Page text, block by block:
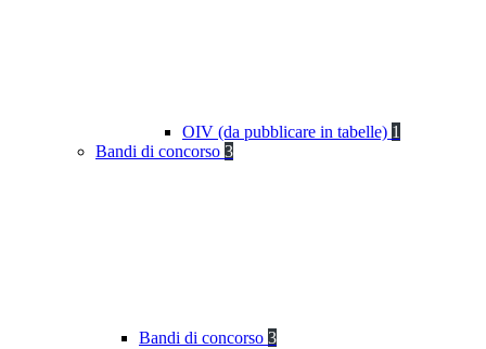
OIV (da pubblicare in tabelle) 1
Bandi di concorso 3
Bandi di concorso 3